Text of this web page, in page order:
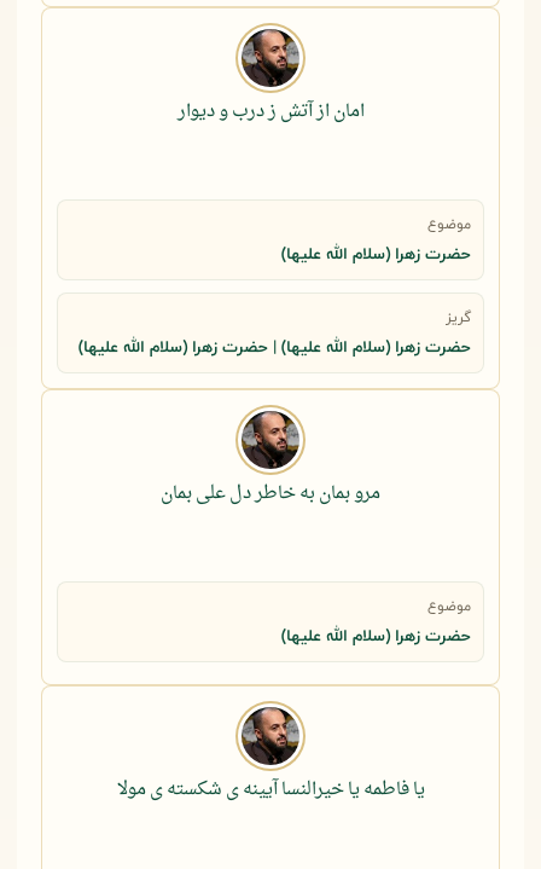
امان از آتش ز درب و دیوار
موضوع
حضرت زهرا (سلام الله علیها)
گریز
حضرت زهرا (سلام الله علیها) | حضرت زهرا (سلام الله علیها)
مرو بمان به خاطر دل علی بمان
موضوع
حضرت زهرا (سلام الله علیها)
یا فاطمه یا خیرالنسا آیینه ی شکسته ی مولا